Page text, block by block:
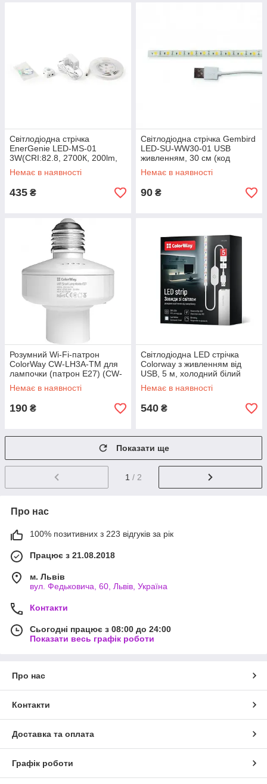
Світлодіодна стрічка
EnerGenie LED-MS-01
3W(CRI:82.8, 2700К, 200lm,
1.2 метра) (код 110852)
Немає в наявності
435 ₴
Світлодіодна стрічка Gembird
LED-SU-WW30-01 USB
живленням, 30 см (код
110304)
Немає в наявності
90 ₴
Розумний Wi-Fi-патрон
ColorWay CW-LH3A-TM для
лампочки (патрон E27) (CW-
LH3A-TM) (код 116765)
Немає в наявності
190 ₴
Світлодіодна LED стрічка
Colorway з живленням від
USB, 5 м, холодний білий
(CW-LD05) (код 146848)
Немає в наявності
540 ₴
Показати ще
1 / 2
Про нас
100% позитивних з 223 відгуків за рік
Працює з 21.08.2018
м. Львів
вул. Федьковича, 60, Львів, Україна
Контакти
Сьогодні працює з 08:00 до 24:00
Показати весь графік роботи
Про нас
Контакти
Доставка та оплата
Графік роботи